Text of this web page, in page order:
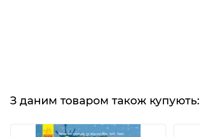
З даним товаром також купують: